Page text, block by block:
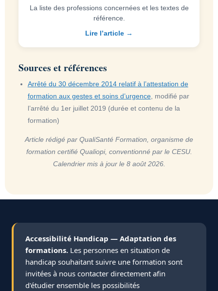
La liste des professions concernées et les textes de
référence.
Lire l’article →
Sources et références
Arrêté du 30 décembre 2014 relatif à l’attestation de
formation aux gestes et soins d’urgence, modifié par
l’arrêté du 1er juillet 2019 (durée et contenu de la
formation)
Article rédigé par QualiSanté Formation, organisme de
formation certifié Qualiopi, conventionné par le CESU.
Calendrier mis à jour le 8 août 2026.
Accessibilité Handicap — Adaptation des
formations. Les personnes en situation de
handicap souhaitant suivre une formation sont
invitées à nous contacter directement afin
d'étudier ensemble les possibilités